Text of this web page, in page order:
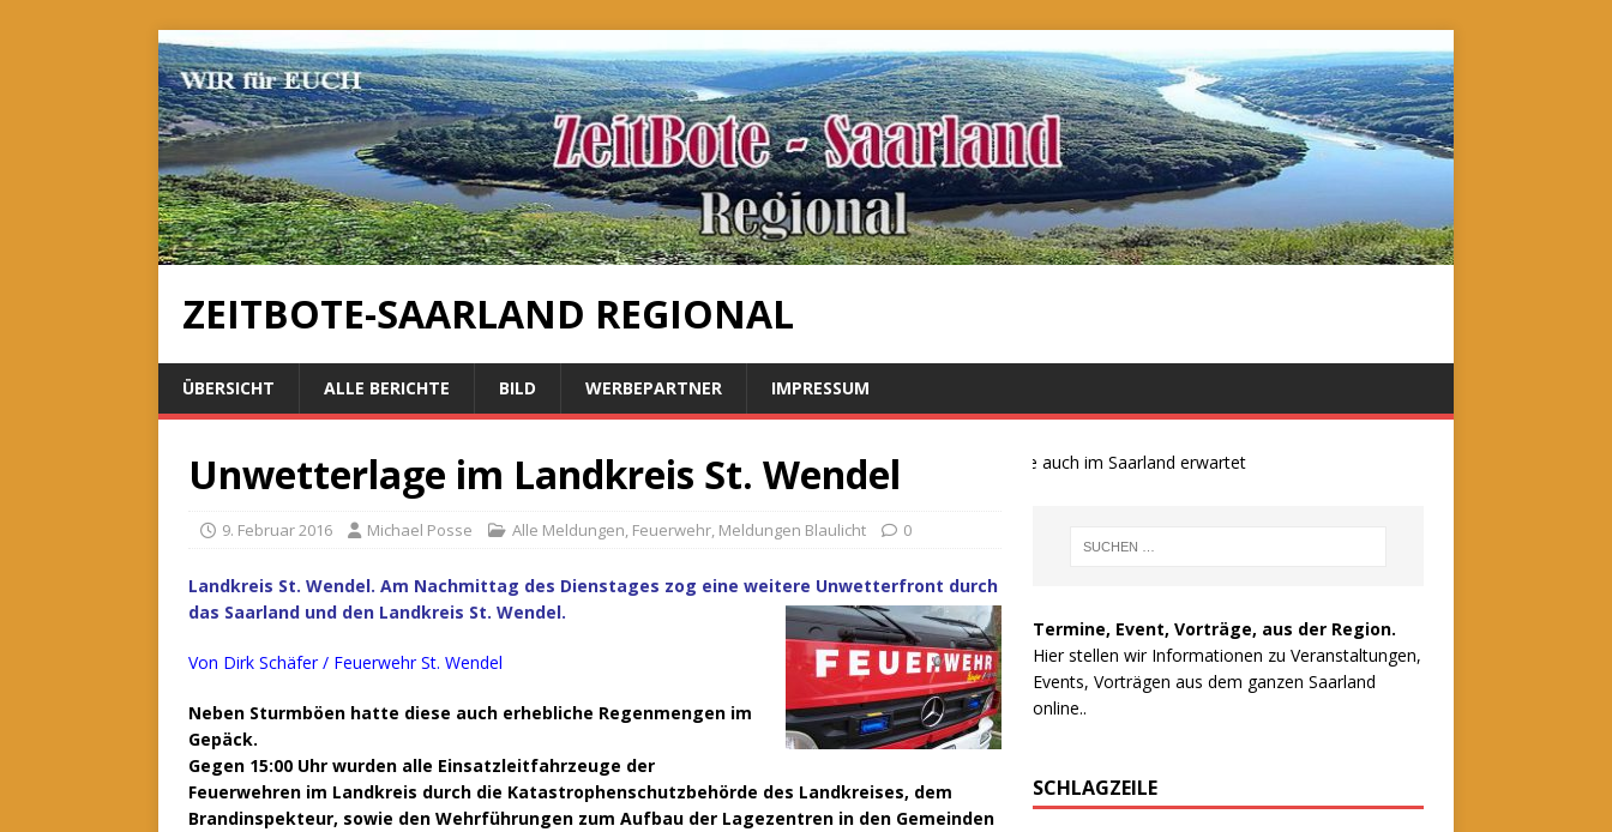
ZEITBOTE-SAARLAND REGIONAL
ÜBERSICHT ALLE BERICHTE BILD WERBEPARTNER IMPRESSUM
Unwetterlage im Landkreis St. Wendel
9. Februar 2016 Michael Posse Alle Meldungen, Feuerwehr, Meldungen Blaulicht 0
Landkreis St. Wendel. Am Nachmittag des Dienstages zog eine weitere Unwetterfront durch
das Saarland und den Landkreis St. Wendel.
Von Dirk Schäfer / Feuerwehr St. Wendel
Neben Sturmböen hatte diese auch erhebliche Regenmengen im
Gepäck.
Gegen 15:00 Uhr wurden alle Einsatzleitfahrzeuge der
Feuerwehren im Landkreis durch die Katastrophenschutzbehörde des Landkreises, dem
Brandinspekteur, sowie den Wehrführungen zum Aufbau der Lagezentren in den Gemeinden
Bauernproteste auch im Saarland erwartet
Termine, Event, Vorträge, aus der Region.
Hier stellen wir Informationen zu Veranstaltungen,
Events, Vorträgen aus dem ganzen Saarland
online..
SCHLAGZEILE